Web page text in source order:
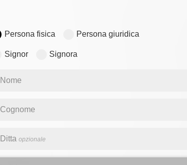
Persona fisica Persona giuridica
Signor Signora
Nome
Cognome
Ditta opzionale